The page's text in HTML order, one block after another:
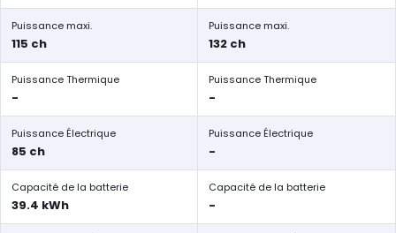
Puissance maxi.
115 ch
Puissance maxi.
132 ch
Puissance Thermique
-
Puissance Thermique
-
Puissance Électrique
85 ch
Puissance Électrique
-
Capacité de la batterie
39.4 kWh
Capacité de la batterie
-